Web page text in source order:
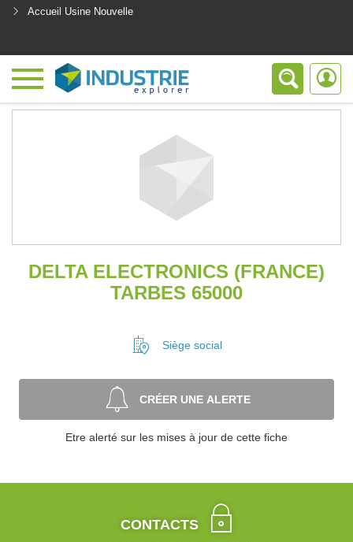
Accueil Usine Nouvelle
DELTA ELECTRONICS (FRANCE)
TARBES 65000
Siège social
CRÉER UNE ALERTE
Etre alerté sur les mises à jour de cette fiche
CONTACTS